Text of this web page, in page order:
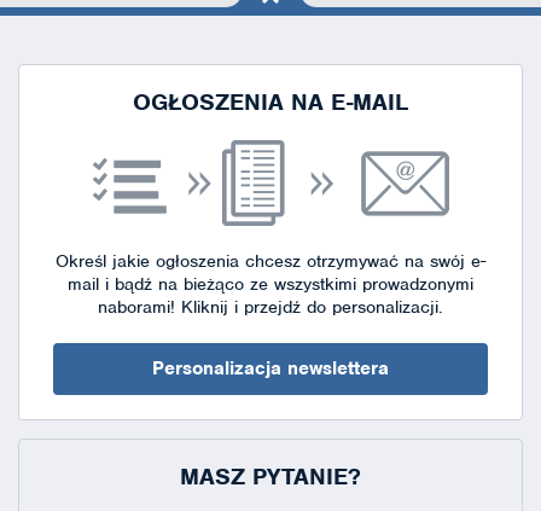
na górę
OGŁOSZENIA NA E-MAIL
Określ jakie ogłoszenia chcesz otrzymywać na swój e-
mail i bądź na bieżąco ze wszystkimi prowadzonymi
naborami! Kliknij i przejdź do personalizacji.
Personalizacja newslettera
MASZ PYTANIE?